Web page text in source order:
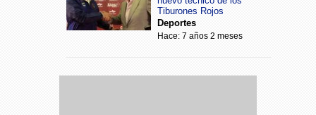
Tiburones Rojos
Deportes
Hace: 7 años 2 meses